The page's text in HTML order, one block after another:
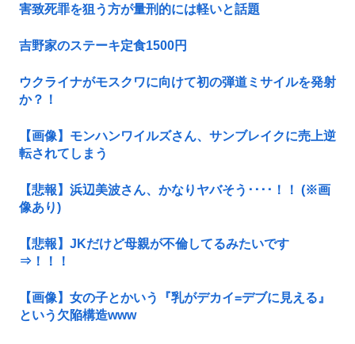
害致死罪を狙う方が量刑的には軽いと話題
吉野家のステーキ定食1500円
ウクライナがモスクワに向けて初の弾道ミサイルを発射
か？！
【画像】モンハンワイルズさん、サンブレイクに売上逆
転されてしまう
【悲報】浜辺美波さん、かなりヤバそう････！！ (※画
像あり)
【悲報】JKだけど母親が不倫してるみたいです
⇒！！！
【画像】女の子とかいう『乳がデカイ=デブに見える』
という欠陥構造www